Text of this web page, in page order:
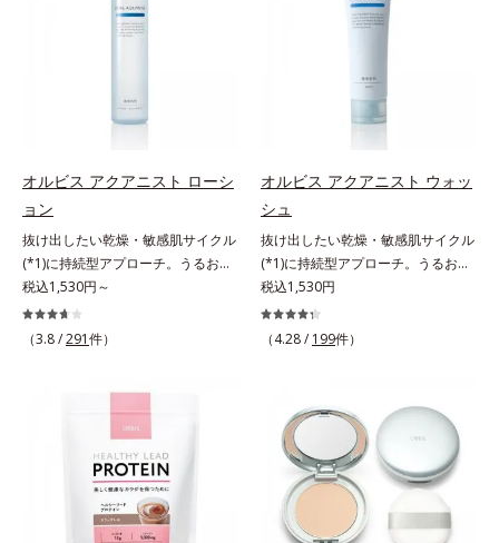
作りのサポートをします。* 肌にハ
リを与え若々しい印象
敏感スランプの原因にアプローチす
る持続型トリプルアミノ酸(*4)を配
異物として排出されにくく、肌にと
どまってうるおいを蓄えてくれま
す。刺激を受けやすくなった角層を
うるおいで満たし、脱・敏感肌を目
指します。無油分・無着色・無香
不使用(*5)・パラベンフリー、6つ
のフリー処方で徹底的に肌に寄り添
います。*1 乾燥と敏感をくり返す
こと*2 敏感肌対象連用テスト済
（すべての方のお肌に合うというこ
とではありません）*3 乾燥して敏
＝乾燥を防ぎ、うるおいに満ちた肌
へ導く保湿成分、植物由来アミノ酸
（エルゴチオネイン）配合＝肌を整
え、すこやかに保つ保湿成分、微生
物由来アミノ酸（エクトイン）配合
＝乱れた角層にうるおいを与え、肌
オルビス アクアニスト ローシ
ョン
抜け出したい乾燥・敏感肌サイクル
(*1)に持続型アプローチ。うるおい
を追求した敏感肌用保湿スキンケア
(*2)。うるおいを逃し、刺激を受け
やすい角層の“乾燥敏感スランプ
「オルビス アクアニスト」。乾燥
敏感スランプの原因にアプローチす
る持続型トリプルアミノ酸(*4)を配
合。もともと体内にあるアミノ酸は
異物として排出されにくく、肌にと
税込1,530円～
（3.8 /291件）
オルビス アクアニスト ウォッ
シュ
抜け出したい乾燥・敏感肌サイクル
(*1)に持続型アプローチ。うるおい
を追求した敏感肌用保湿スキンケア
(*2)。うるおいを逃し、刺激を受け
やすい角層の“乾燥敏感スランプ
望の敏感肌用保湿スキンケアライン
「オルビス アクアニスト」。乾燥
敏感スランプの原因にアプローチす
る持続型トリプルアミノ酸(*4)を配
合。もともと体内にあるアミノ酸は
異物として排出されにくく、肌にと
税込1,530円
（4.28 / 199件）